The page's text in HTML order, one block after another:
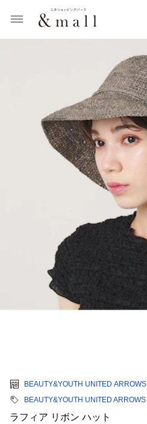
BEAUTY&YOUTH UNITED ARROWS
BEAUTY&YOUTH UNITED ARROWS
ラフィア リボン ハット